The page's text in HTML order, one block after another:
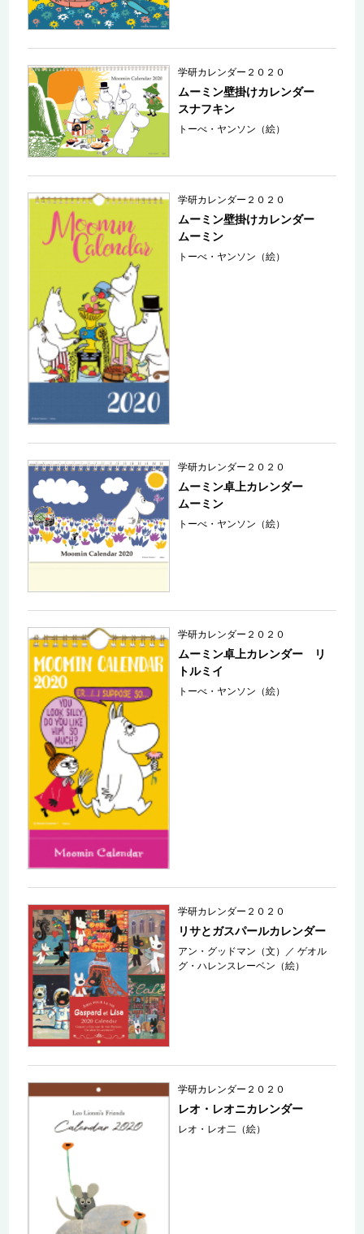
学研カレンダー２０２０
ムーミン壁掛けカレンダー
スナフキン
トーべ・ヤンソン（絵）
学研カレンダー２０２０
ムーミン壁掛けカレンダー
ムーミン
トーべ・ヤンソン（絵）
学研カレンダー２０２０
ムーミン卓上カレンダー
ムーミン
トーべ・ヤンソン（絵）
学研カレンダー２０２０
ムーミン卓上カレンダー リ
トルミイ
トーべ・ヤンソン（絵）
学研カレンダー２０２０
リサとガスパールカレンダー
アン・グッドマン（文） ／ゲオル
グ・ハレンスレーベン（絵）
学研カレンダー２０２０
レオ・レオニカレンダー
レオ・レオ二（絵）